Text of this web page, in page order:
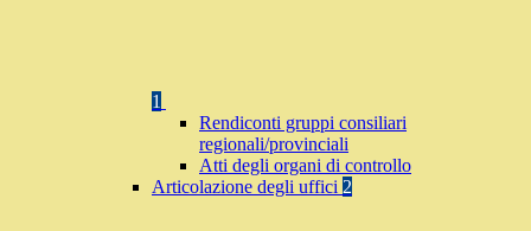
1
Rendiconti gruppi consiliari
regionali/provinciali
Atti degli organi di controllo
Articolazione degli uffici 2